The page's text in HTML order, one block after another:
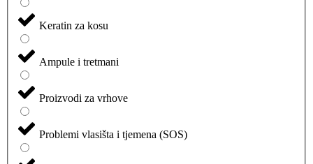
Keratin za kosu
Ampule i tretmani
Proizvodi za vrhove
Problemi vlasišta i tjemena (SOS)